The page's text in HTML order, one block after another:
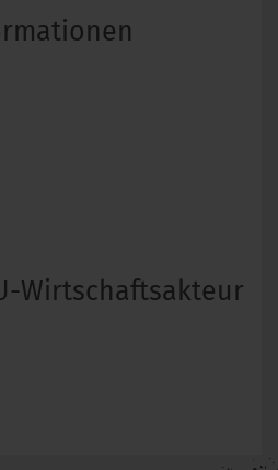
Wirtschaftsakteur